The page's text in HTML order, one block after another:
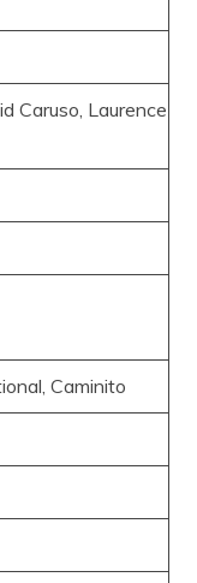
Caruso, Laurence
Caminito